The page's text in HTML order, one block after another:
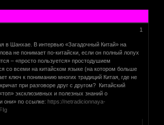
1
в Шанхае. В интервью «Загадочный Китай» на
не понимает по-китайски, если он полный лопух
– «просто пользуется» простодушием
со всеми на китайском языке (на котором больше
ключ к пониманию многих традиций Китая, где не
при разговоре друг с другом? Китайский
эксклюзивных и полезных знаний о
они» по ссылке:https://netradicionnaya-